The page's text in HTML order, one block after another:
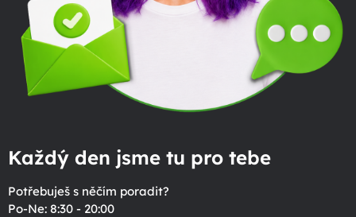
Každý den jsme tu pro tebe
Potřebuješ s něčím poradit?
Po-Ne: 8:30 - 20:00